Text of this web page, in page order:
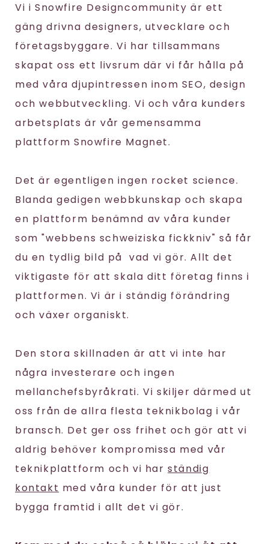
Vi i Snowfire Designcommunity är ett
gäng drivna designers, utvecklare och
företagsbyggare. Vi har tillsammans
skapat oss ett livsrum där vi får hålla på
med våra djupintressen inom SEO, design
och webbutveckling. Vi och våra kunders
arbetsplats är vår gemensamma
plattform Snowfire Magnet.
Det är egentligen ingen rocket science.
Blanda gedigen webbkunskap och skapa
en plattform benämnd av våra kunder
som "webbens schweiziska fickkniv" så får
du en tydlig bild på vad vi gör. Allt det
viktigaste för att skala ditt företag finns i
plattformen. Vi är i ständig förändring
och växer organiskt.
Den stora skillnaden är att vi inte har
några investerare och ingen
mellanchefsbyråkrati. Vi skiljer därmed ut
oss från de allra flesta teknikbolag i vår
bransch. Det ger oss frihet och gör att vi
aldrig behöver kompromissa med vår
teknikplattform och vi harständig
kontakt med våra kunder för att just
bygga framtid i allt det vi gör.